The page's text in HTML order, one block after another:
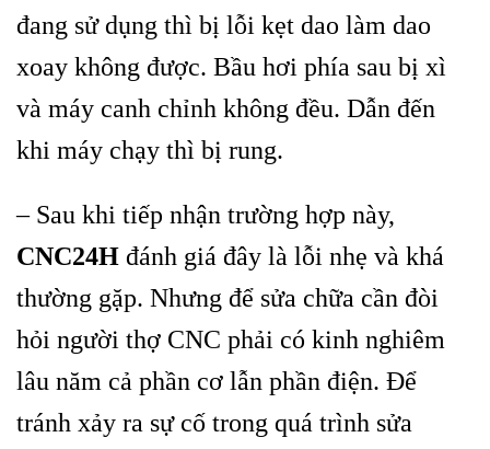
đang sử dụng thì bị lỗi kẹt dao làm dao
xoay không được. Bầu hơi phía sau bị xì
và máy canh chỉnh không đều. Dẫn đến
khi máy chạy thì bị rung.
– Sau khi tiếp nhận trường hợp này,
CNC24H đánh giá đây là lỗi nhẹ và khá
thường gặp. Nhưng để sửa chữa cần đòi
hỏi người thợ CNC phải có kinh nghiêm
lâu năm cả phần cơ lẫn phần điện. Để
tránh xảy ra sự cố trong quá trình sửa